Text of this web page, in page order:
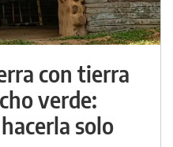
con tierra
verde:
solo